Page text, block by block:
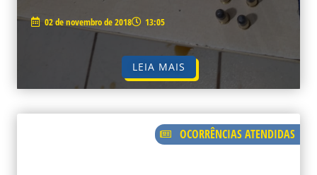
02 de novembro de 2018 13:05
LEIA MAIS
OCORRÊNCIAS ATENDIDAS